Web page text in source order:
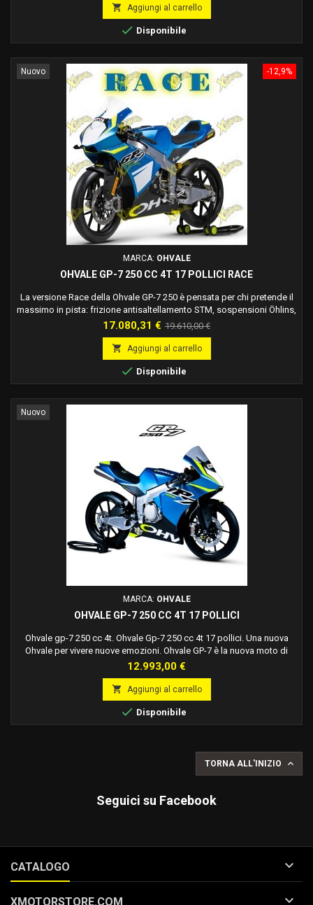
forcella regolabile, mono Öhlins TTX e impianto frenante Brembo
Racing, è la scelta definitiva per chi...
 Aggiungi al carrello
 Disponibile
-12,9%
Nuovo
MARCA: OHVALE
OHVALE GP-7 250 CC 4T 17 POLLICI RACE
La versione Race della Ohvale GP-7 250 è pensata per chi pretende il
massimo in pista: frizione antisaltellamento STM, sospensioni Öhlins,
quickshifter di serie e acquisizione dati AIM. Prestazioni
professionali, senza compromessi. ATTENZIONE: MOTO PRODOTTA
SU ORDINAZIONE. NOTA BENE: LA TEMPISTICA DI CONSEGNA VERRà
INDICATA SOLO A SEGUITO DELLA CONFERMA...
Prezzo
17.080,31 € Prezzo
base
19.610,00 €
 Aggiungi al carrello
 Disponibile
Nuovo
MARCA: OHVALE
OHVALE GP-7 250 CC 4T 17 POLLICI
Ohvale gp-7 250 cc 4t. Ohvale Gp-7 250 cc 4t 17 pollici. Una nuova
Ohvale per vivere nuove emozioni. Ohvale GP-7 è la nuova moto di
casa Ohvale per la nuova classe GP Junior, il progetto nato dalla
collaborazione tra la Federazione Motociclistica Italiana e Ohvale per
la stagione sportiva 2025 del CIV Junior. Una moto che guarda al
futuro del motorsport,...
Prezzo
12.993,00 €
 Aggiungi al carrello
 Disponibile
TORNA ALL'INIZIO 
Seguici su Facebook
CATALOGO 
XMOTORSTORE.COM 